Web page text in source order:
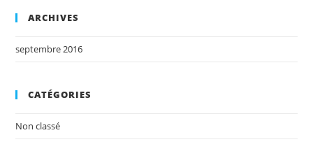
ARCHIVES
septembre 2016
CATÉGORIES
Non classé